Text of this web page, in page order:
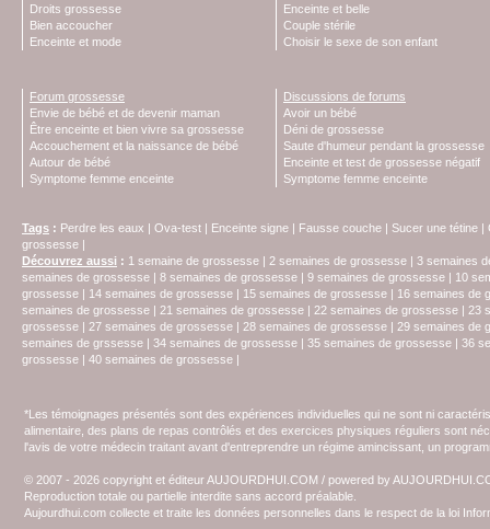
Droits grossesse
Bien accoucher
Enceinte et mode
Enceinte et belle
Couple stérile
Choisir le sexe de son enfant
Forum grossesse
Envie de bébé et de devenir maman
Être enceinte et bien vivre sa grossesse
Accouchement et la naissance de bébé
Autour de bébé
Symptome femme enceinte
Discussions de forums
Avoir un bébé
Déni de grossesse
Saute d'humeur pendant la grossesse
Enceinte et test de grossesse négatif
Symptome femme enceinte
Tags : Perdre les eaux | Ova-test | Enceinte signe | Fausse couche | Sucer une tétine |
grossesse |
Découvrez aussi : 1 semaine de grossesse | 2 semaines de grossesse | 3 semaines
semaines de grossesse | 8 semaines de grossesse | 9 semaines de grossesse | 10
grossesse | 14 semaines de grossesse | 15 semaines de grossesse | 16 semaines de
semaines de grossesse | 21 semaines de grossesse | 22 semaines de grossesse | 23
grossesse | 27 semaines de grossesse | 28 semaines de grossesse | 29 semaines de
semaines de grssesse | 34 semaines de grossesse | 35 semaines de grossesse | 36
grossesse | 40 semaines de grossesse |
*Les témoignages présentés sont des expériences individuelles qui ne sont ni
alimentaire, des plans de repas contrôlés et des exercices physiques réguliers sont
l'avis de votre médecin traitant avant d'entreprendre un régime amincissant, un
© 2007 - 2026 copyright et éditeur AUJOURDHUI.COM / powered by
Reproduction totale ou partielle interdite sans accord préalable.
Aujourdhui.com collecte et traite les données personnelles dans le respect de la loi